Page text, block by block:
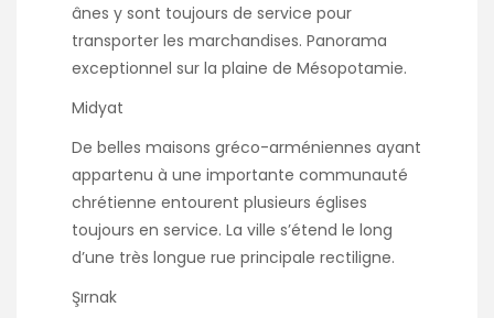
ânes y sont toujours de service pour
transporter les marchandises. Panorama
exceptionnel sur la plaine de Mésopotamie.
Midyat
De belles maisons gréco-arméniennes ayant
appartenu à une importante communauté
chrétienne entourent plusieurs églises
toujours en service. La ville s’étend le long
d’une très longue rue principale rectiligne.
Şırnak